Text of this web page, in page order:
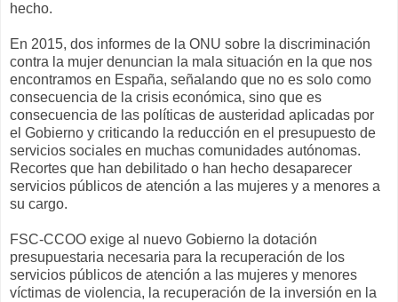
hecho.
En 2015, dos informes de la ONU sobre la discriminación
contra la mujer denuncian la mala situación en la que nos
encontramos en España, señalando que no es solo como
consecuencia de la crisis económica, sino que es
consecuencia de las políticas de austeridad aplicadas por
el Gobierno y criticando la reducción en el presupuesto de
servicios sociales en muchas comunidades autónomas.
Recortes que han debilitado o han hecho desaparecer
servicios públicos de atención a las mujeres y a menores a
su cargo.
FSC-CCOO exige al nuevo Gobierno la dotación
presupuestaria necesaria para la recuperación de los
servicios públicos de atención a las mujeres y menores
víctimas de violencia, la recuperación de la inversión en la